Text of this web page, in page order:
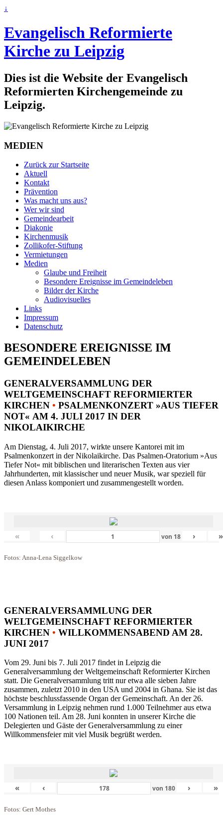
↓
Evangelisch Reformierte
Kirche zu Leipzig
Dies ist die Website der Evangelisch
Reformierten Kirchengemeinde zu
Leipzig.
MEDIEN
Zurück zur Startseite
Aktuell
Kontakt
Prävention
Was macht uns aus?
Wer wir sind
Gemeindearbeit
Diakonie
Kirchenmusik
Zollikofer-Stiftung
Vermietungen
Medien
Glaube und Freiheit
Besondere Ereignisse im Gemeindeleben
Bilder der Kirche
Audiovisuelles
Links
Impressum
Datenschutz
BESONDERE EREIGNISSE IM
GEMEINDELEBEN
GENERALVERSAMMLUNG DER
WELTGEMEINSCHAFT REFORMIERTER
KIRCHEN • PSALMENKONZERT »AUS TIEFER
NOT« AM 4. JULI 2017 IN DER
NIKOLAIKIRCHE
Am Dienstag, 4. Juli 2017, wirkte unsere Kantorei mit im
Psalmenkonzert in der Nikolaikirche. Das Psalmen-Oratorium »Aus
Tiefer Not« mit biblischen und literarischen Texten aus vier
Jahrhunderten, mit klassischer und neuer Musik, war speziell für
diesen Anlass komponiert und zusammengestellt worden.
« ‹ von 18 › »
Fotos: Anna-Lena Siggelkow
GENERALVERSAMMLUNG DER
WELTGEMEINSCHAFT REFORMIERTER
KIRCHEN • WILLKOMMENSABEND AM 28.
JUNI 2017
Vom 29. Juni bis 7. Juli 2017 findet in Leipzig die
Generalversammlung der Weltgemeinschaft Reformierter Kirchen
statt. Die Generalversammlung tritt nur etwa alle sieben Jahre
zusammen, zuletzt 2010 in den USA und 2004 in Ghana. Sie ist das
höchste beschlussfassende Organ der Gemeinschaft. An der 26.
Versammlung in Leipzig nehmen rund 1.000 Teilnehmer aus etwa
100 Nationen teil. Am 28. Juni konnten in unserer Kirche die
Delegierten und Gäste der Generalversammlung zu einer
Willkommensfeier mit viel Musik begrüßt werden.
« ‹ von 180 › »
Fotos: Gert Mothes